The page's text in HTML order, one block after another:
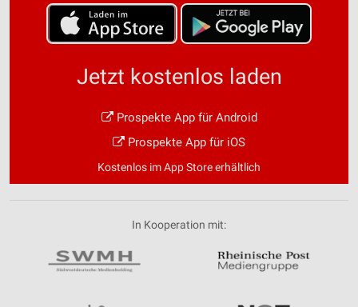
Jetzt kostenlos laden
Prospekte App für Android
Prospekte App für iOS
Kostenlos im App Store erhältlich
In Kooperation mit: